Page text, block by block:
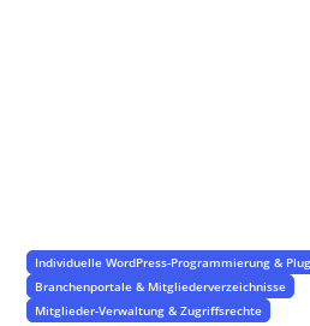
Individuelle WordPress-Programmierung &
Branchenportale & Mitgliederverzeichnisse
Mitglieder-Verwaltung & Zugriffsrechte